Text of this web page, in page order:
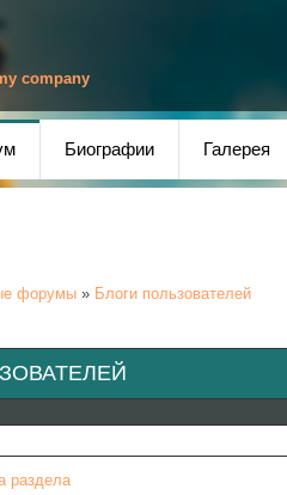
company
Биографии Галерея
форумы » Блоги пользователей
раздела